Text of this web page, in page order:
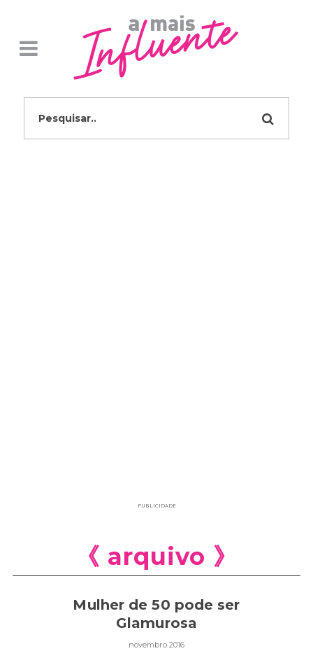
PUBLICIDADE
《 arquivo 》
Mulher de 50 pode ser
Glamurosa
novembro 2016